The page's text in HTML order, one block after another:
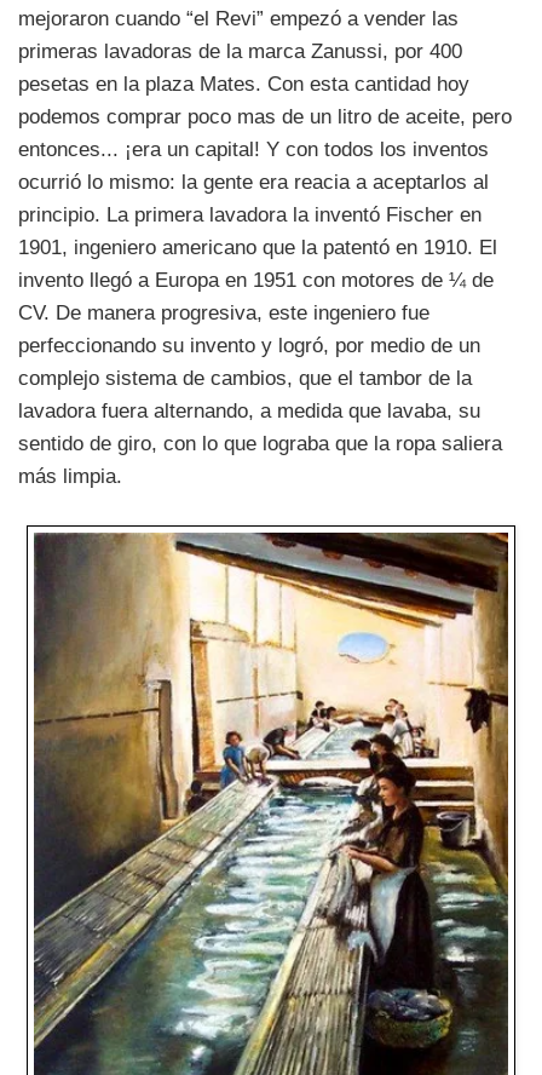
mejoraron cuando “el Revi” empezó a vender las
primeras lavadoras de la marca Zanussi, por 400
pesetas en la plaza Mates. Con esta cantidad hoy
podemos comprar poco mas de un litro de aceite, pero
entonces... ¡era un capital! Y con todos los inventos
ocurrió lo mismo: la gente era reacia a aceptarlos al
principio. La primera lavadora la inventó Fischer en
1901, ingeniero americano que la patentó en 1910. El
invento llegó a Europa en 1951 con motores de ¼ de
CV. De manera progresiva, este ingeniero fue
perfeccionando su invento y logró, por medio de un
complejo sistema de cambios, que el tambor de la
lavadora fuera alternando, a medida que lavaba, su
sentido de giro, con lo que lograba que la ropa saliera
más limpia.